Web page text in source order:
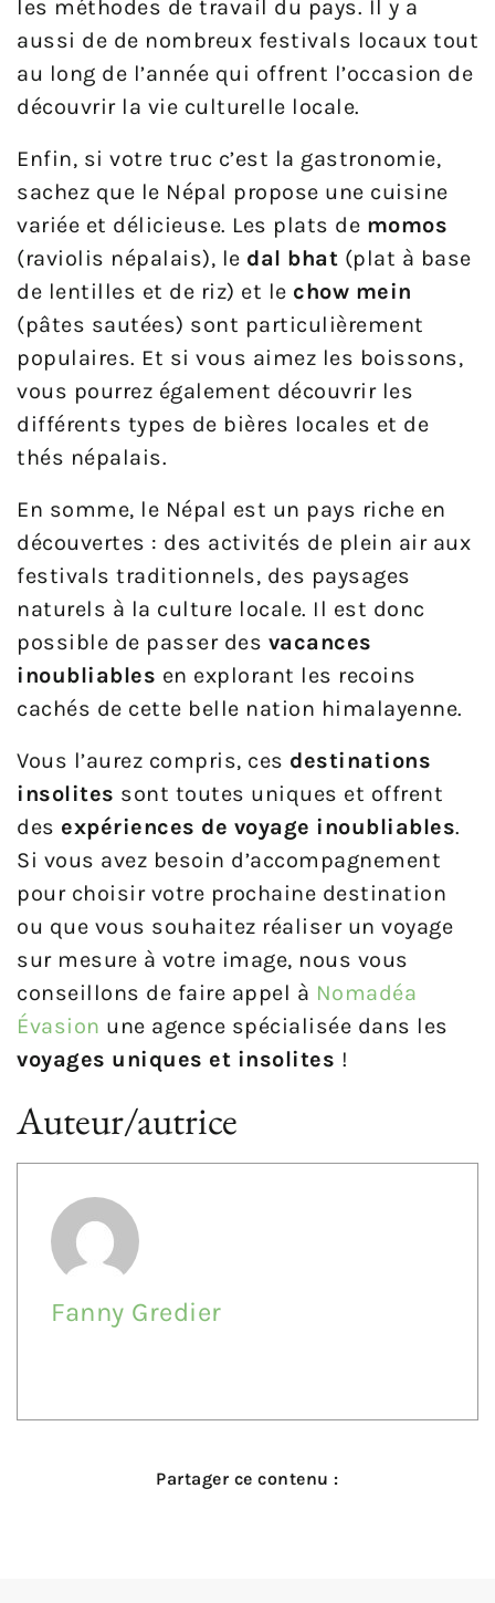
les méthodes de travail du pays. Il y a
aussi de de nombreux festivals locaux tout
au long de l’année qui offrent l’occasion de
découvrir la vie culturelle locale.
Enfin, si votre truc c’est la gastronomie,
sachez que le Népal propose une cuisine
variée et délicieuse. Les plats de momos
(raviolis népalais), le dal bhat (plat à base
de lentilles et de riz) et le chow mein
(pâtes sautées) sont particulièrement
populaires. Et si vous aimez les boissons,
vous pourrez également découvrir les
différents types de bières locales et de
thés népalais.
En somme, le Népal est un pays riche en
découvertes : des activités de plein air aux
festivals traditionnels, des paysages
naturels à la culture locale. Il est donc
possible de passer des vacances
inoubliables en explorant les recoins
cachés de cette belle nation himalayenne.
Vous l’aurez compris, ces destinations
insolites sont toutes uniques et offrent
des expériences de voyage inoubliables.
Si vous avez besoin d’accompagnement
pour choisir votre prochaine destination
ou que vous souhaitez réaliser un voyage
sur mesure à votre image, nous vous
conseillons de faire appel à Nomadéa
Évasion une agence spécialisée dans les
voyages uniques et insolites !
Auteur/autrice
Fanny Gredier
Partager ce contenu :